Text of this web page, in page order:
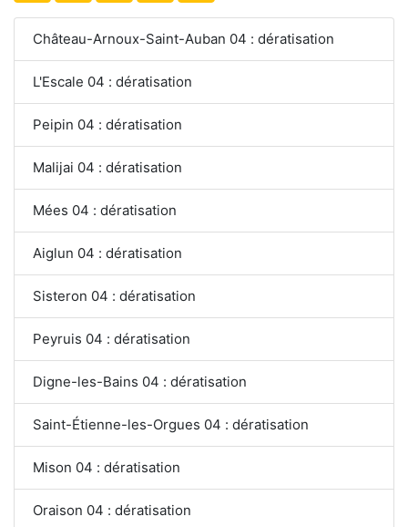
Château-Arnoux-Saint-Auban 04 : dératisation
L'Escale 04 : dératisation
Peipin 04 : dératisation
Malijai 04 : dératisation
Mées 04 : dératisation
Aiglun 04 : dératisation
Sisteron 04 : dératisation
Peyruis 04 : dératisation
Digne-les-Bains 04 : dératisation
Saint-Étienne-les-Orgues 04 : dératisation
Mison 04 : dératisation
Oraison 04 : dératisation